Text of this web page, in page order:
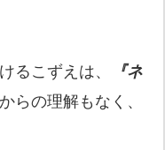
るこずえは、
『ネ
らの理解もなく、